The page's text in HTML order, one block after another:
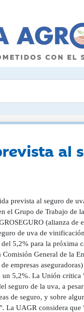
CON EL
prevista al seguro de
el Grupo de Trabajo de
(alianza de
de uva de
5,2% para la próxima
General de la
empresas
5,2%. La Unión critica
seguro de la uva, a
de seguro, y sobre
La UAGR considera